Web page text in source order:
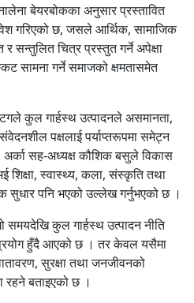
बेयरबोकका अनुसार प्रस्तावित
गरिएको छ, जसले आर्थिक, सामाजिक
सन्तुलित चित्र प्रस्तुत गर्ने अपेक्षा
सामना गर्ने समाजको क्षमतासमेत
कुल गार्हस्थ उत्पादनले असमानता,
पक्षलाई पर्याप्तरूपमा समेट्न
सह-अध्यक्ष कौशिक बसुले विकास
शिक्षा, स्वास्थ्य, कला, संस्कृति तथा
सुधार पनि भएको उल्लेख गर्नुभएको छ ।
कुल गार्हस्थ उत्पादन नीति
हुँदै आएको छ । तर केवल यसैमा
सुरक्षा तथा जनजीवनको
रहने बताइएको छ ।